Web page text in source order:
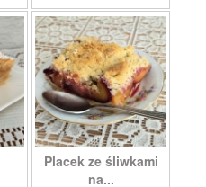
Placek ze śliwkami
na...